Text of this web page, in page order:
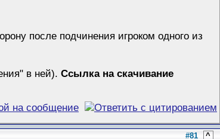
после подчинения игроком одного из
в ней).Ссылка на скачивание
#81 ^